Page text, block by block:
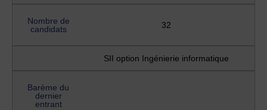
Nombre de
candidats
32
SII option Ingénierie informatique
Barème du
dernier
entrant